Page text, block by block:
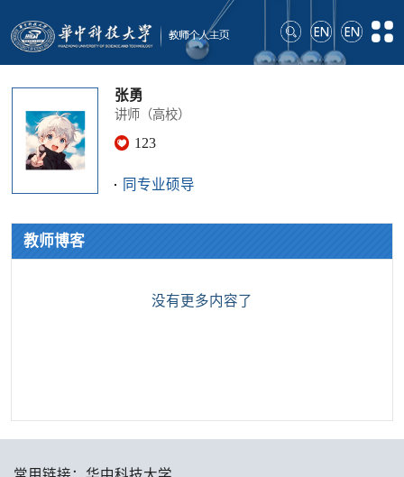
张勇
讲师（高校）
123
同专业硕导
教师博客
没有更多内容了